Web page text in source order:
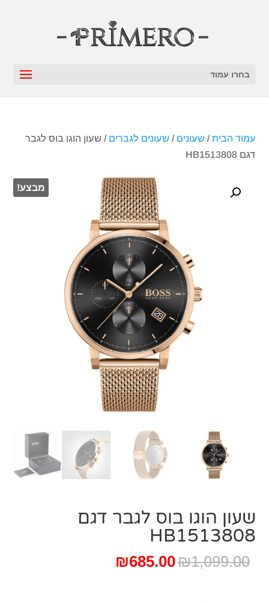
בחרו עמוד
עמוד הבית/שעונים /שעונים לגברים / שעון הוגו בוס לגבר
דגם HB1513808
מבצע!
שעון הוגו בוס לגבר דגם
HB1513808
₪1,099.00
המחיר ₪685.00